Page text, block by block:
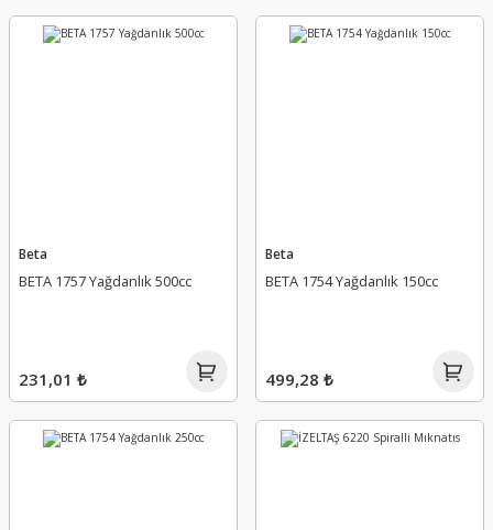
Beta
BETA 1757 Yağdanlık 500cc
231,01 ₺
Beta
BETA 1754 Yağdanlık 150cc
499,28 ₺